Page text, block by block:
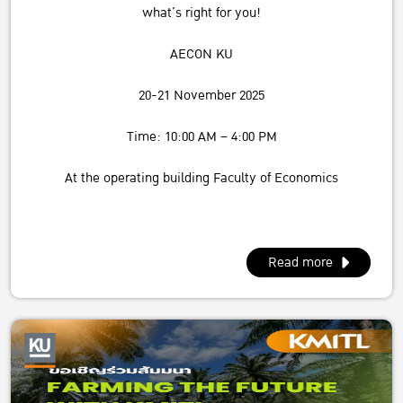
what’s right for you!
AECON KU
20-21 November 2025
Time: 10:00 AM – 4:00 PM
At the operating building Faculty of Economics
Read more